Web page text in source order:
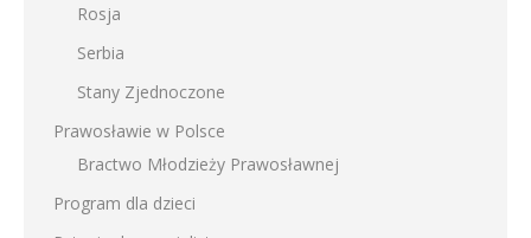
Rosja
Serbia
Stany Zjednoczone
Prawosławie w Polsce
Bractwo Młodzieży Prawosławnej
Program dla dzieci